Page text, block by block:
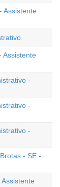
Assistente
Assistente
-
-
-
- SE -